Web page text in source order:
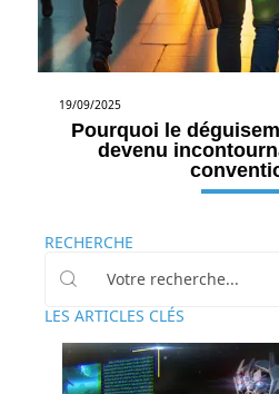
19/09/2025
Pourquoi le
devenu
RECHERCHE
LES ARTICLES CLÉS